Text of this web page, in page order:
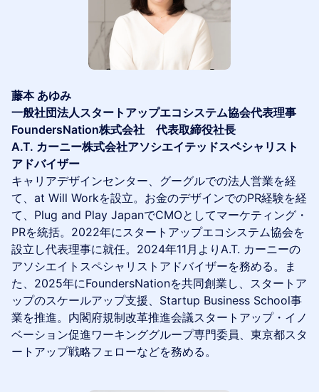
藤本 あゆみ
一般社団法人スタートアップエコシステム協会代表理事
FoundersNation株式会社 代表取締役社長
A.T. カーニー株式会社アソシエイテッドスペシャリスト
アドバイザー
キャリアデザインセンター、グーグルでの法人営業を経
て、at Will Workを設立。お金のデザインでのPR経験を経
て、Plug and Play JapanでCMOとしてマーケティング・
PRを統括。2022年にスタートアップエコシステム協会を
設立し代表理事に就任。2024年11月よりA.T. カーニーの
アソシエイトスペシャリストアドバイザーを務める。ま
た、2025年にFoundersNationを共同創業し、スタートア
ップのスケールアップ支援、Startup Business School事
業を推進。内閣府規制改革推進会議スタートアップ・イノ
ベーション促進ワーキンググループ専門委員、東京都スタ
ートアップ戦略フェローなどを務める。